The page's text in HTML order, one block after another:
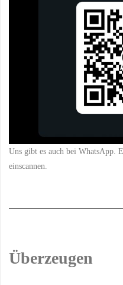
Uns gibt es auch bei WhatsApp.
einscannen.
Überzeugen